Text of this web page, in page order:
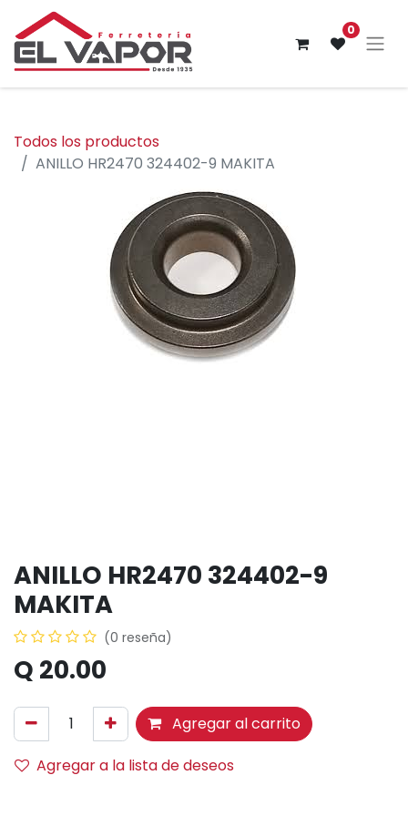
0
Todos los productos
ANILLO HR2470 324402-9 MAKITA
ANILLO HR2470 324402-9
MAKITA
(0 reseña)
Q 20.00
Agregar al carrito
Agregar a la lista de deseos